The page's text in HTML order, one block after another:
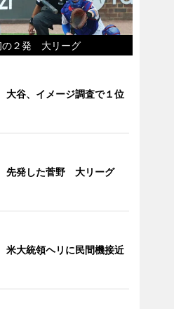
の２発 大リーグ
大谷、イメージ調査で１位
先発した菅野 大リーグ
米大統領ヘリに民間機接近